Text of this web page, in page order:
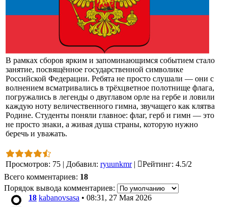
В рамках сборов ярким и запоминающимся событием стало
занятие, посвящённое государственной символике
Российской Федерации. Ребята не просто слушали — они с
волнением всматривались в трёхцветное полотнище флага,
погружались в легенды о двуглавом орле на гербе и ловили
каждую ноту величественного гимна, звучащего как клятва
Родине. Студенты поняли главное: флаг, герб и гимн — это
не просто знаки, а живая душа страны, которую нужно
беречь и уважать.
Просмотров: 75 | Добавил: ryuunkmr | Рейтинг: 4.5/2
Всего комментариев: 18
Порядок вывода комментариев:
18 kabanovsasa • 08:31, 27 Мая 2026